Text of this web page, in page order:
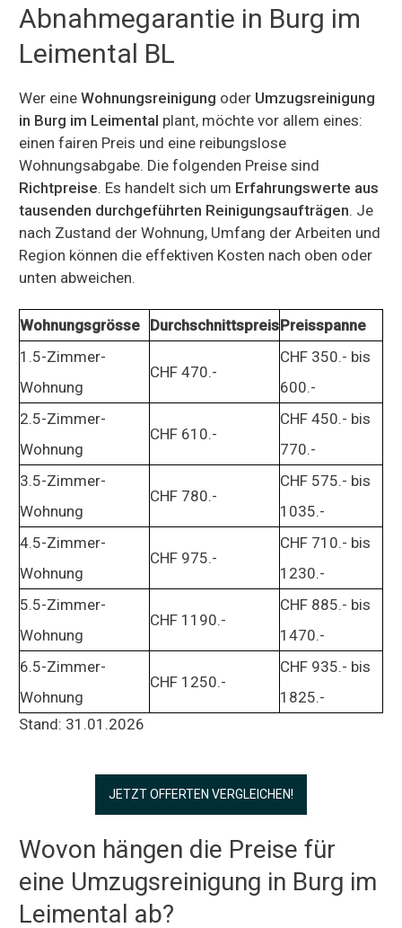
Abnahmegarantie in Burg im
Leimental BL
Wer eine Wohnungsreinigung oder Umzugsreinigung
in Burg im Leimental plant, möchte vor allem eines:
einen fairen Preis und eine reibungslose
Wohnungsabgabe. Die folgenden Preise sind
Richtpreise. Es handelt sich um Erfahrungswerte aus
tausenden durchgeführten Reinigungsaufträgen. Je
nach Zustand der Wohnung, Umfang der Arbeiten und
Region können die effektiven Kosten nach oben oder
unten abweichen.
Wohnungsgrösse DurchschnittspreisPreisspanne
1.5-Zimmer-
Wohnung
CHF 470.-
CHF 350.- bis
600.-
2.5-Zimmer-
Wohnung
CHF 610.-
CHF 450.- bis
770.-
3.5-Zimmer-
Wohnung
CHF 780.-
CHF 575.- bis
1035.-
4.5-Zimmer-
Wohnung
CHF 975.-
CHF 710.- bis
1230.-
5.5-Zimmer-
Wohnung
CHF 1190.-
CHF 885.- bis
1470.-
6.5-Zimmer-
Wohnung
CHF 1250.-
CHF 935.- bis
1825.-
Stand: 31.01.2026
JETZT OFFERTEN VERGLEICHEN!
Wovon hängen die Preise für
eine Umzugsreinigung in Burg im
Leimental ab?